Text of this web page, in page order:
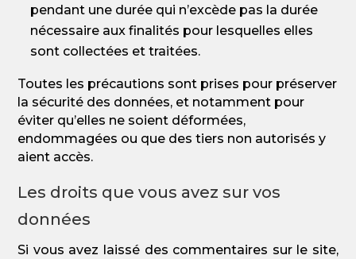
pendant une durée qui n’excède pas la durée
nécessaire aux finalités pour lesquelles elles
sont collectées et traitées.
Toutes les précautions sont prises pour préserver
la sécurité des données, et notamment pour
éviter qu’elles ne soient déformées,
endommagées ou que des tiers non autorisés y
aient accès.
Les droits que vous avez sur vos
données
Si vous avez laissé des commentaires sur le site,